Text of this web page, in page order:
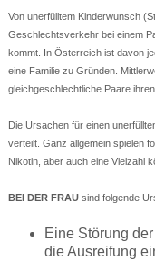
Von unerfülltem Kinderwunsch
Geschlechtsverkehr bei einem
kommt. In Österreich ist davon
eine Familie zu Gründen.
gleichgeschlechtliche Paare
Die Ursachen für einen
verteilt. Ganz allgemein spielen
Nikotin, aber auch eine Vielzahl
BEI DER FRAUsind folgende
Eine Störung
die Ausreifung